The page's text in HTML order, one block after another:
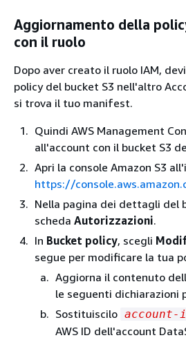
Aggiornamento della
con il ruolo
Dopo aver creato il ruolo IAM,
policy del bucket S3 nell'altro
si trova il tuo manifest.
Quindi AWS Management
all'account con il bucket S3
Apri la console Amazon S3
https://
Nella pagina dei dettagli del
scheda Autorizzazioni.
In Bucket policy, scegli
segue per modificare la tua
Aggiorna il contenuto
le seguenti dichiarazioni
Sostituiscilo account-
AWS ID dell'account